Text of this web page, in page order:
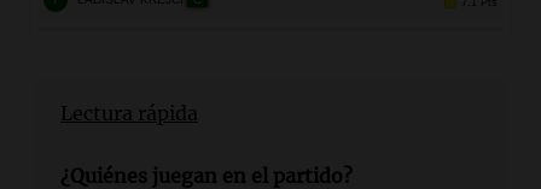
Lectura rápida
¿Quiénes juegan en el partido?